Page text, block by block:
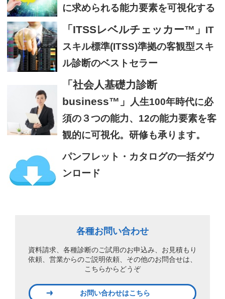
に求められる能力要素を可視化する
「ITSSレベルチェッカー™」 IT
スキル標準(ITSS)準拠の客観型スキ
ル診断のベストセラー
「社会人基礎力診断
business™」
人生100年時代に必
須の３つの能力、12の能力要素を客
観的に可視化。研修も承ります。
パンフレット・カタログの一括ダウ
ンロード
各種お問い合わせ
資料請求、各種診断のご試用のお申込み、 お見積もり
依頼、営業からのご説明依頼、 その他のお問合せは、
こちらからどうぞ
お問い合わせはこちら